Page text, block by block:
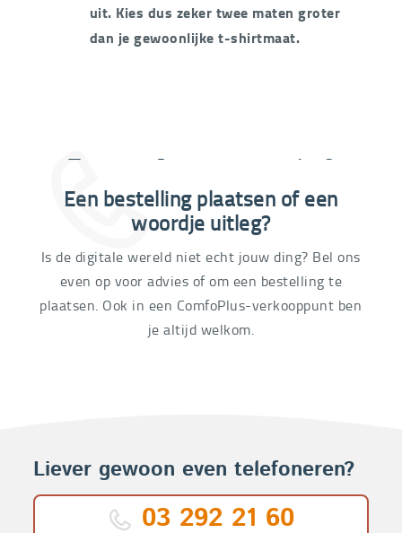
uit. Kies dus zeker twee maten groter
dan je gewoonlijke t-shirtmaat.
03 292 21 60
Een bestelling plaatsen of een
woordje uitleg?
Is de digitale wereld niet echt jouw ding? Bel ons
even op voor advies of om een bestelling te
plaatsen. Ook in een ComfoPlus-verkooppunt ben
je altijd welkom.
Liever gewoon even telefoneren?
03 292 21 60